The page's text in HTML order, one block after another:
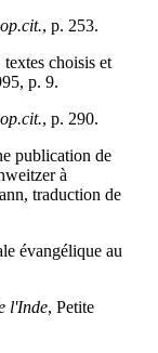
, p. 253.
textes choisis et
p. 9.
, p. 290.
publication de
à
traduction de
évangélique au
l'Inde, Petite